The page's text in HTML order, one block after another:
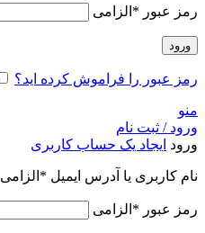
رمز عبور * الزامی
ورود
رمز عبور را فراموش کرده اید؟
منو
ورود / ثبت نام
ورود ایجاد یک حساب کاربری
نام کاربری یا آدرس ایمیل * الزامی
رمز عبور * الزامی